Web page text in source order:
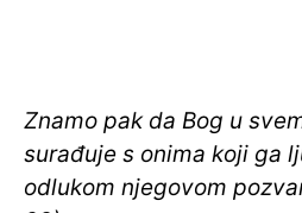
Znamo pak da Bog u
surađuje s onima koji ga
odlukom njegovom